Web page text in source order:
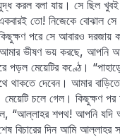
যুদ্ধ করল বলা যায়। সে ছিল
তো! নিজেকে বোঝাল
পরে সে আবারও
আমার ভীষণ ভয় করছে, আপনি
পড়ল মেয়েটির কণ্ঠে।
থাকতে দেবেন। আমার
চলে গেল। কিছুক্ষণ
“আল্লাহর শপথ! আপনি
বিচারের দিন আমি আল্লাহর